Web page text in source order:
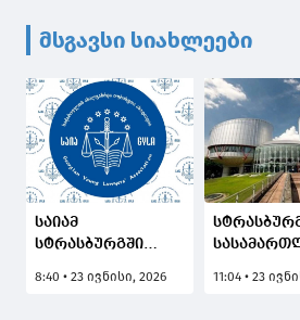
მსგავსი სიახლეები
საიამ
სტრასბურგში
წინააღმდეგ
8:40 • 23 ივნისი, 2026 11:04 • 23